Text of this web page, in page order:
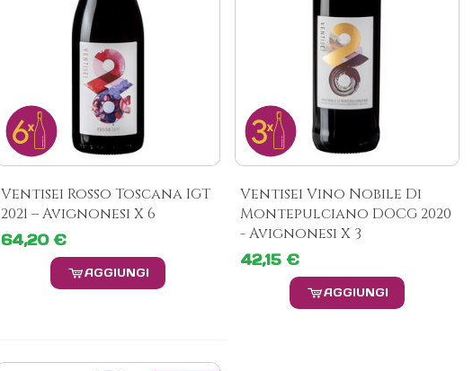
Ventisei Rosso Toscana IGT
2021 – Avignonesi X 6
64,20 €
AGGIUNGI
Ventisei Vino Nobile Di
Montepulciano DOCG 2020
- Avignonesi X 3
42,15 €
AGGIUNGI